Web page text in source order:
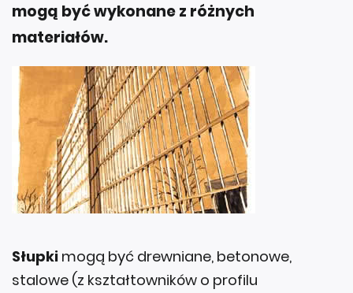
mogą być wykonane z różnych
materiałów.
Słupki mogą być drewniane, betonowe,
stalowe (z kształtowników o profilu